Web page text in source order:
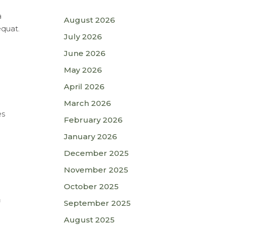
August 2026
July 2026
June 2026
May 2026
April 2026
March 2026
February 2026
January 2026
December 2025
November 2025
October 2025
September 2025
August 2025